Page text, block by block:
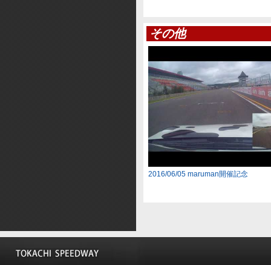
その他
2016/06/05 maruman開催記念